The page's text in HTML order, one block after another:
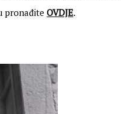
pronađite OVDJE.